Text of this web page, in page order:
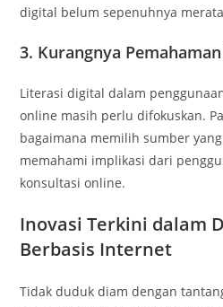
digital belum sepenuhnya
3. Kurangnya
Literasi digital dalam
online masih perlu difokuskan.
bagaimana memilih sumber
memahami implikasi dari
konsultasi online.
Inovasi Terkini dalam
Berbasis Internet
Tidak duduk diam dengan